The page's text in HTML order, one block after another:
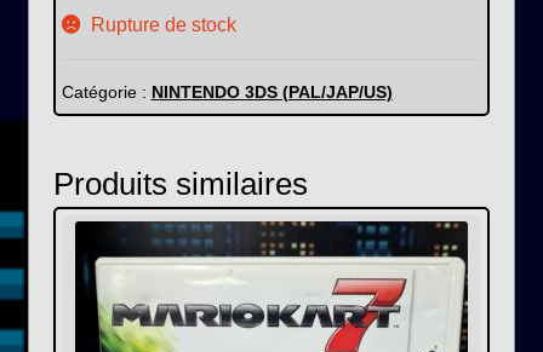
Rupture de stock
Catégorie : NINTENDO 3DS (PAL/JAP/US)
Produits similaires